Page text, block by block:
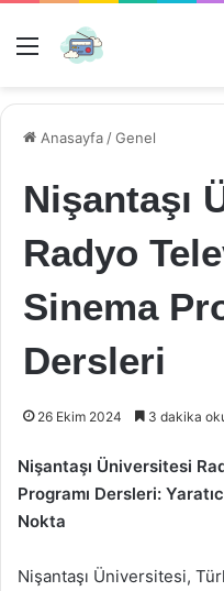
Menü
Anasayfa /Genel
Nişantaşı
Radyo
Sinema
Dersleri
26 Ekim 2024 3 dakika
Nişantaşı Üniversitesi
Programı Dersleri:
Nokta
Nişantaşı Üniversitesi,